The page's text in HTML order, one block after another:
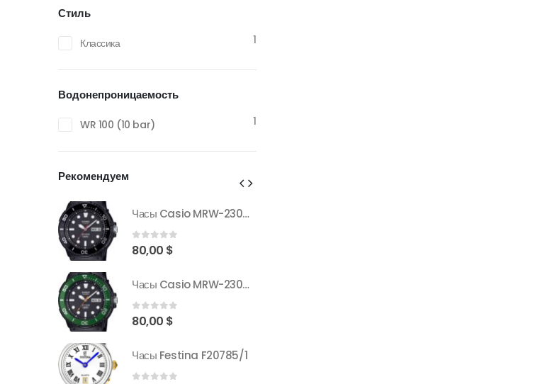
Стиль
Классика 1
Водонепроницаемость
WR 100 (10 bar) 1
Рекомендуем
Часы Casio MRW-230H-1E1VDF
0out of 5
80,00 $
Часы Casio MRW-230H-1E3VDF
0out of 5
80,00 $
Часы Festina F20785/1